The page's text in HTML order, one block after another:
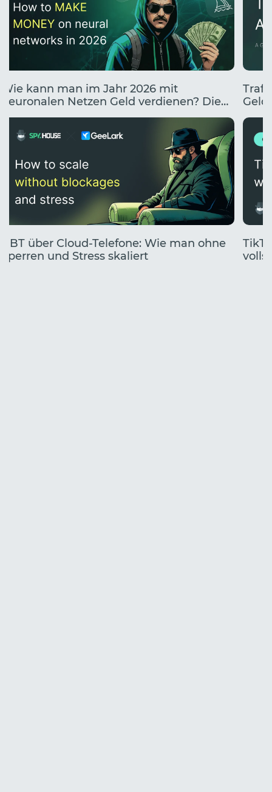
Wie kann man im Jahr 2026 mit
neuronalen Netzen Geld verdienen? Die
10 besten Wege, mit KI Geld zu verdienen.
UBT über Cloud-Telefone: Wie man ohne
Sperren und Stress skaliert